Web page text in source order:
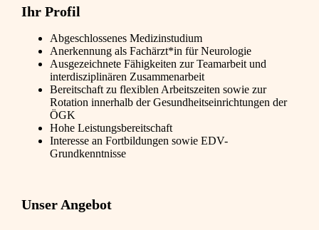
Ihr Profil
Abgeschlossenes Medizinstudium
Anerkennung als Fachärzt*in für Neurologie
Ausgezeichnete Fähigkeiten zur Teamarbeit und
interdisziplinären Zusammenarbeit
Bereitschaft zu flexiblen Arbeitszeiten sowie zur
Rotation innerhalb der Gesundheitseinrichtungen der
ÖGK
Hohe Leistungsbereitschaft
Interesse an Fortbildungen sowie EDV-
Grundkenntnisse
Unser Angebot